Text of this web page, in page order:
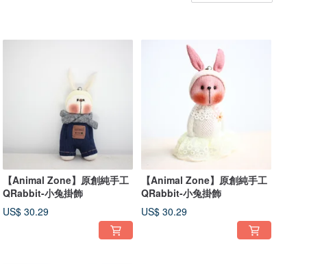
【Animal Zone】原創純手工
QRabbit-小兔掛飾
US$ 30.29
【Animal Zone】原創純手工
QRabbit-小兔掛飾
US$ 30.29